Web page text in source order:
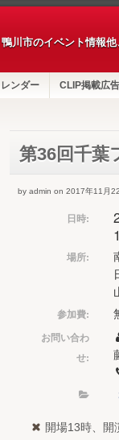
川市のイベント情報
ンダー CLIP掲載広告
第36回千葉
by admin on 2017年11月
日時:
場所:
参加費:
お問い合わ
せ:
開場13時、開